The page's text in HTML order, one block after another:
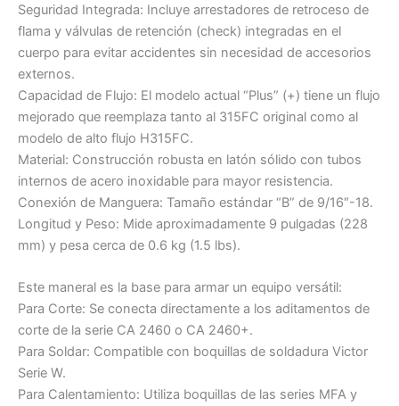
Seguridad Integrada: Incluye arrestadores de retroceso de
flama y válvulas de retención (check) integradas en el
cuerpo para evitar accidentes sin necesidad de accesorios
externos.
Capacidad de Flujo: El modelo actual “Plus” (+) tiene un flujo
mejorado que reemplaza tanto al 315FC original como al
modelo de alto flujo H315FC.
Material: Construcción robusta en latón sólido con tubos
internos de acero inoxidable para mayor resistencia.
Conexión de Manguera: Tamaño estándar “B” de 9/16″-18.
Longitud y Peso: Mide aproximadamente 9 pulgadas (228
mm) y pesa cerca de 0.6 kg (1.5 lbs).
Este maneral es la base para armar un equipo versátil:
Para Corte: Se conecta directamente a los aditamentos de
corte de la serie CA 2460 o CA 2460+.
Para Soldar: Compatible con boquillas de soldadura Victor
Serie W.
Para Calentamiento: Utiliza boquillas de las series MFA y